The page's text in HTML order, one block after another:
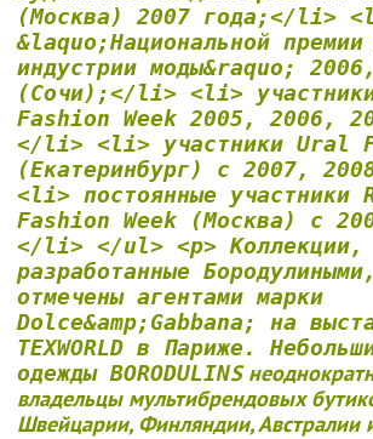
(Москва) 2007 года;</li>
&laquo;Национальной
индустрии моды&raquo;
(Сочи);</li> <li>
Fashion Week 2005, 2006,
</li> <li> участники Ural
(Екатеринбург) с 2007,
<li> постоянные участники
Fashion Week (Москва) с
</li> </ul> <p> Коллекции,
разработанные
отмечены агентами марки
Dolce&amp;Gabbana; на
TEXWORLD в Париже.
одежды BORODULINS
владельцы мультибрендовых
Швейцарии, Финляндии, Австралии